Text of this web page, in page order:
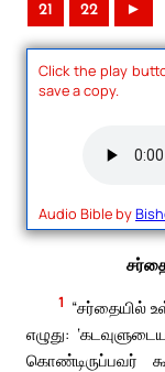
21 22 ►
Click the play
save a copy.
Audio Bible by
1 “சர்தையில்
எழுது:
கொண்டிருப்பவர்